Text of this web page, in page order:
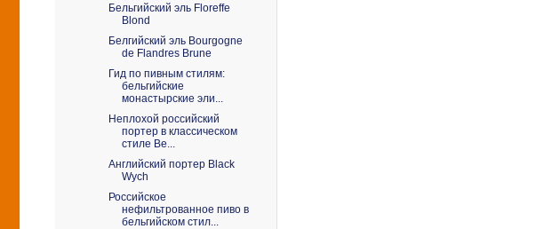
Бельгийский эль Floreffe
Blond
Белгийский эль Bourgogne
de Flandres Brune
Гид по пивным стилям:
бельгийские
монастырские эли...
Неплохой российский
портер в классическом
стиле Be...
Английский портер Black
Wych
Российское
нефильтрованное пиво в
бельгийском стил...